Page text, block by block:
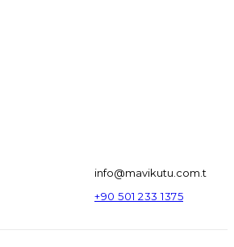
info@mavikutu.com.t
+90 501 233 1375